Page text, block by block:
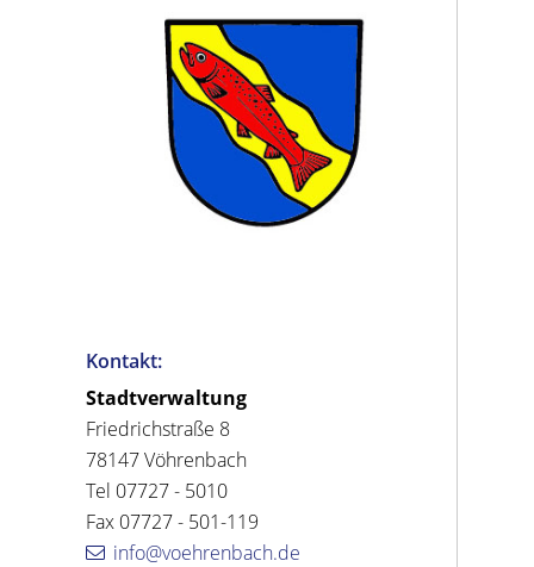
Kontakt:
Stadtverwaltung
Friedrichstraße 8
78147 Vöhrenbach
Tel 07727 - 5010
Fax 07727 - 501-119
info@voehrenbach.de